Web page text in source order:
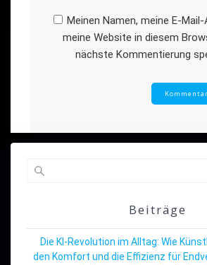
Meinen Namen, meine E-
meine Website in diesem
nächste Kommentierung
Beiträge
Die KI-Revolution im Alltag: Wie
den Komfort und die Effizienz für